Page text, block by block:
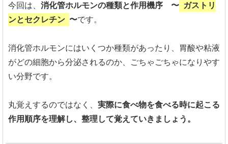
今回は、 消化管ホルモンの種類と作用機序 〜 ガストリ
ンとセクレチン 〜です。
消化管ホルモンにはいくつか種類があったり、胃酸や粘液
がどの細胞から分泌されるのか、ごちゃごちゃになりやす
い分野です。
丸覚えするのではなく、 実際に食べ物を食べる時に起こる
作用順序を理解し、整理して覚えていきましょう。